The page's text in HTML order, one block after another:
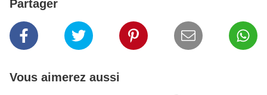
Partager
Vous aimerez aussi